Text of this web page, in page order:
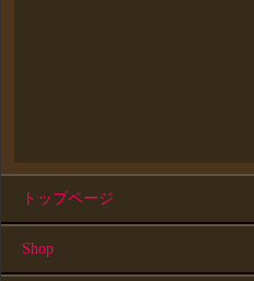
トップページ
Shop